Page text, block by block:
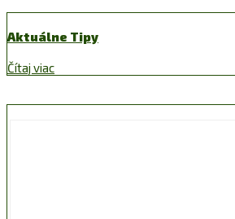
Aktuálne Tipy
Čítaj viac